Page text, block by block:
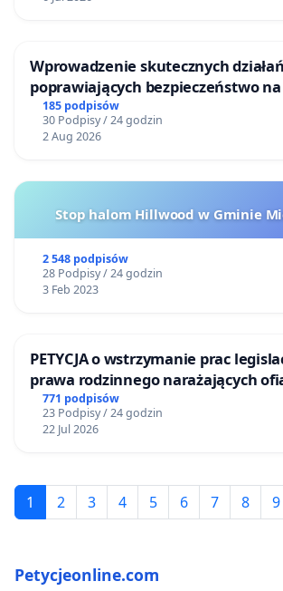
Wprowadzenie skutecznych działań
poprawiających bezpieczeństwo
Żeromskiego w Otwocku
185 podpisów
30 Podpisy / 24 godzin
2 Aug 2026
Stop halom Hillwood w Gminie
2 548 podpisów
28 Podpisy / 24 godzin
3 Feb 2023
PETYCJA o wstrzymanie prac
prawa rodzinnego
771 podpisów
23 Podpisy / 24 godzin
22 Jul 2026
1 2 3 4 5 6 7 8 9
Petycjeonline.com